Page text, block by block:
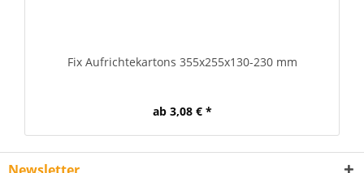
Fix Aufrichtekartons 355x255x130-230 mm
ab 3,08 € *